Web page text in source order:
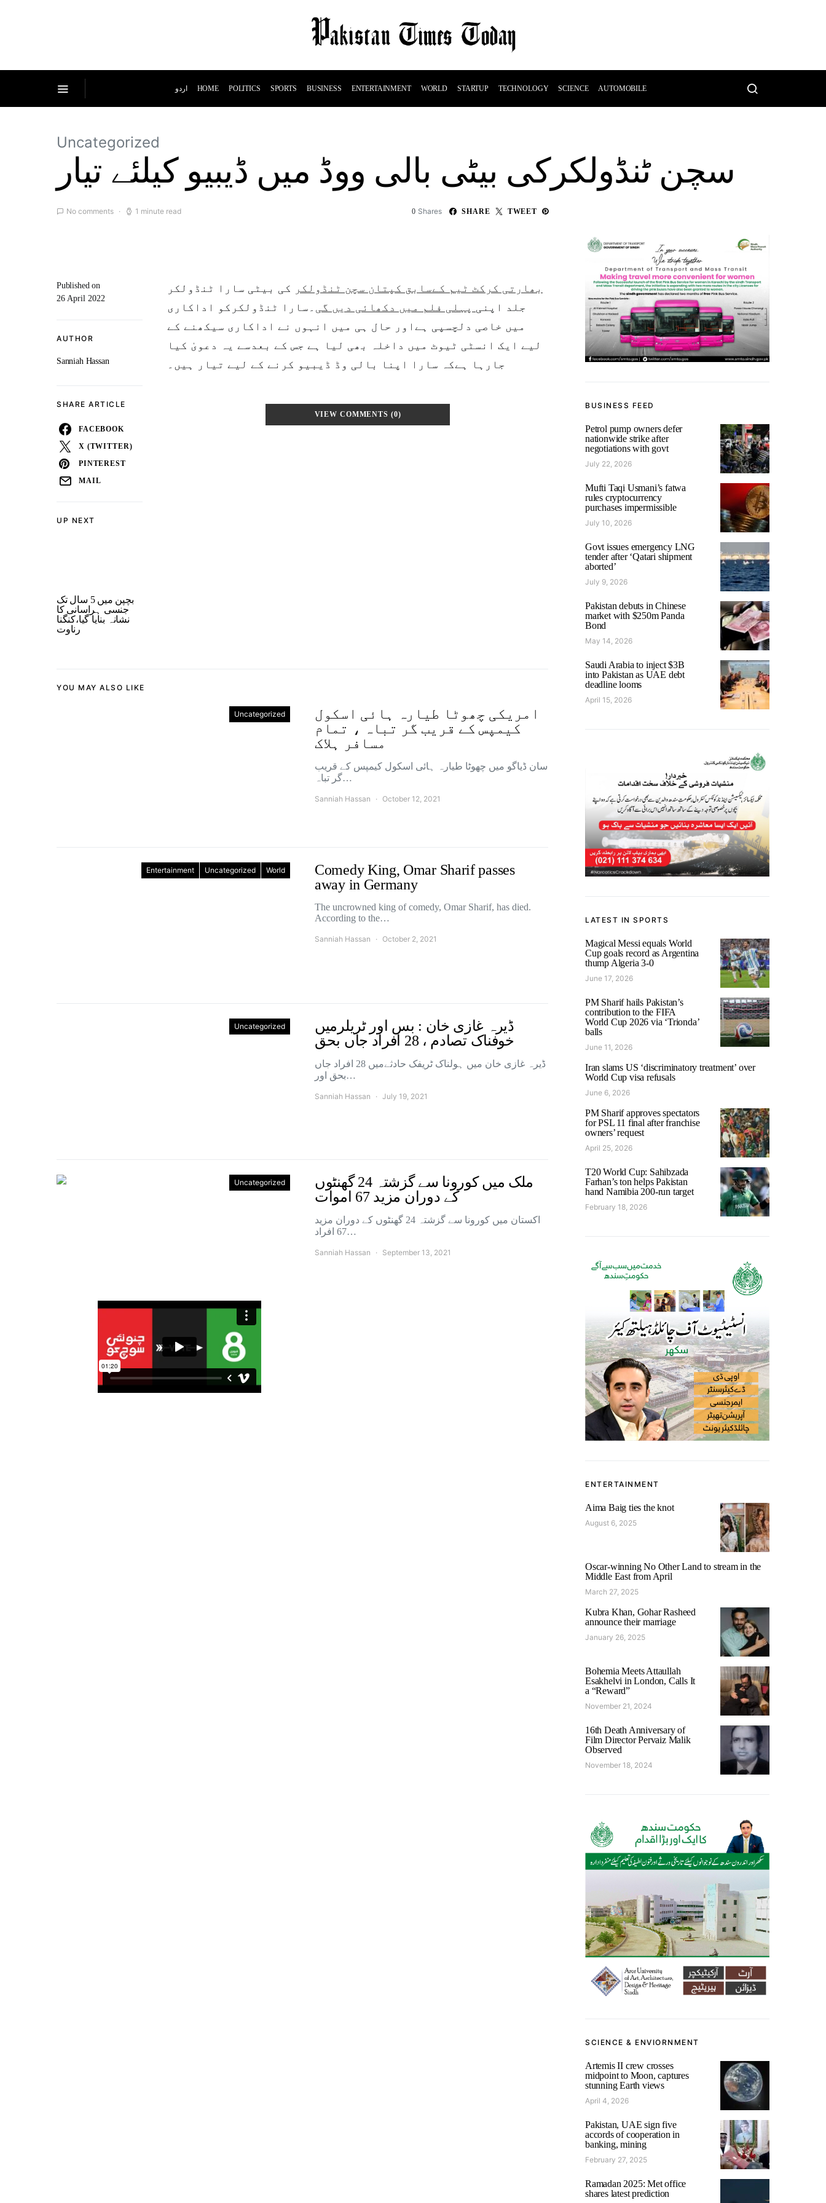
اردو HOME POLITICS SPORTS BUSINESS ENTERTAINMENT WORLD STARTUP TECHNOLOGY SCIENCE AUTOMOBILE
Uncategorized
سچن ٹنڈولکرکی بیٹی بالی ووڈ میں ڈیبیو کیلئے تیار
No comments 1 minute read 0 Shares SHARE TWEET
UP NEXT
بچپن میں 5 سال تک
جنسی ہراسانی کا
نشانہ بنایا گیا،کنگنا
رناوت
Published on
26 April 2022
AUTHOR
Sanniah Hassan
SHARE ARTICLE
FACEBOOK
X (TWITTER)
PINTEREST
MAIL
بھارتی کرکٹ ٹیم کےسابق کپتان سچن ٹنڈولکر
کی بیٹی سارا ٹنڈولکر
جلد اپنی پہلی فلم میں دکھائی دیں گی ۔سارا ٹنڈولکرکو اداکاری
میں خاصی دلچسپی ہےاور حال ہی میں انہوں نے اداکاری سیکھنے کے
لیے ایک انسٹی ٹیوٹ میں داخلہ بھی لیا ہے جس کے بعدسے یہ دعویٰ کیا
جارہا ہےکہ سارا اپنا بالی وڈ ڈیبیو کرنے کے لیے تیار ہیں۔
VIEW COMMENTS (0)
YOU MAY ALSO LIKE
Uncategorized
امریکی چھوٹا طیارہ ہائی اسکول
کیمپس کے قریب گر تباہ ، تمام
مسافر ہلاک
سان ڈیاگو میں چھوٹا طیارہ ہائی اسکول کیمپس کے قریب
گر تباہ…
Sanniah Hassan October 12, 2021
Entertainment Uncategorized World
Comedy King, Omar Sharif passes
away in Germany
The uncrowned king of comedy, Omar Sharif, has died.
According to the…
Sanniah Hassan October 2, 2021
Uncategorized
ڈیرہ غازی خان : بس اور ٹریلرمیں
خوفناک تصادم ، 28 افراد جاں بحق
ڈیرہ غازی خان میں ہولناک ٹریفک حادثےمیں 28 افراد جاں
بحق اور…
Sanniah Hassan July 19, 2021
Uncategorized
ملک میں کورونا سے گزشتہ 24 گھنٹوں
کے دوران مزید 67 اموات
اکستان میں کورونا سے گزشتہ 24 گھنٹوں کے دوران مزید
67 افراد…
Sanniah Hassan September 13, 2021
BUSINESS FEED
Petrol pump owners defer
nationwide strike after
negotiations with govt
July 22, 2026
Mufti Taqi Usmani’s fatwa
rules cryptocurrency
purchases impermissible
July 10, 2026
Govt issues emergency LNG
tender after ‘Qatari shipment
aborted’
July 9, 2026
Pakistan debuts in Chinese
market with $250m Panda
Bond
May 14, 2026
Saudi Arabia to inject $3B
into Pakistan as UAE debt
deadline looms
April 15, 2026
LATEST IN SPORTS
Magical Messi equals World
Cup goals record as Argentina
thump Algeria 3-0
June 17, 2026
PM Sharif hails Pakistan’s
contribution to the FIFA
World Cup 2026 via ‘Trionda’
balls
June 11, 2026
Iran slams US ‘discriminatory treatment’ over
World Cup visa refusals
June 6, 2026
PM Sharif approves spectators
for PSL 11 final after franchise
owners’ request
April 25, 2026
T20 World Cup: Sahibzada
Farhan’s ton helps Pakistan
hand Namibia 200-run target
February 18, 2026
ENTERTAINMENT
Aima Baig ties the knot
August 6, 2025
Oscar-winning No Other Land to stream in the
Middle East from April
March 27, 2025
Kubra Khan, Gohar Rasheed
announce their marriage
January 26, 2025
Bohemia Meets Attaullah
Esakhelvi in London, Calls It
a “Reward”
November 21, 2024
16th Death Anniversary of
Film Director Pervaiz Malik
Observed
November 18, 2024
SCIENCE & ENVIORNMENT
Artemis II crew crosses
midpoint to Moon, captures
stunning Earth views
April 4, 2026
Pakistan, UAE sign five
accords of cooperation in
banking, mining
February 27, 2025
Ramadan 2025: Met office
shares latest prediction